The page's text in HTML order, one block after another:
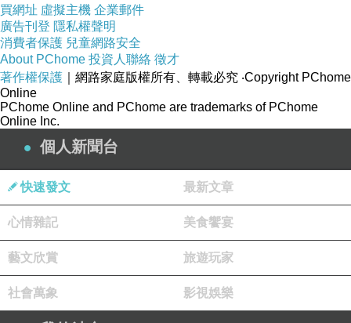
品號：4111742
★ 原廠公司貨
商品簡述
買網址 虛擬主機 企業郵件
廣告刊登 隱私權聲明
消費者保護 兒童網路安全
About PChome 投資人聯絡 徵才
著作權保護 ｜網路家庭版權所有、轉載必究 ‧Copyright PChome
Online
PChome Online and PChome are trademarks of PChome
Online Inc.
個人新聞台
快速發文 最新文章
心情雜記 美食饗宴
藝文欣賞 旅遊玩家
社會萬象 影視娛樂